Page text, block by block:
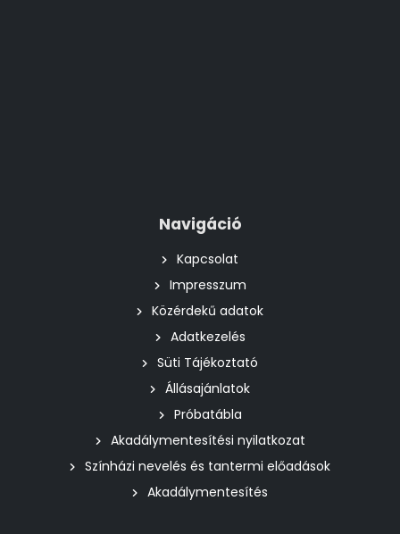
Navigáció
Kapcsolat
Impresszum
Közérdekű adatok
Adatkezelés
Süti Tájékoztató
Állásajánlatok
Próbatábla
Akadálymentesítési nyilatkozat
Színházi nevelés és tantermi előadások
Akadálymentesítés